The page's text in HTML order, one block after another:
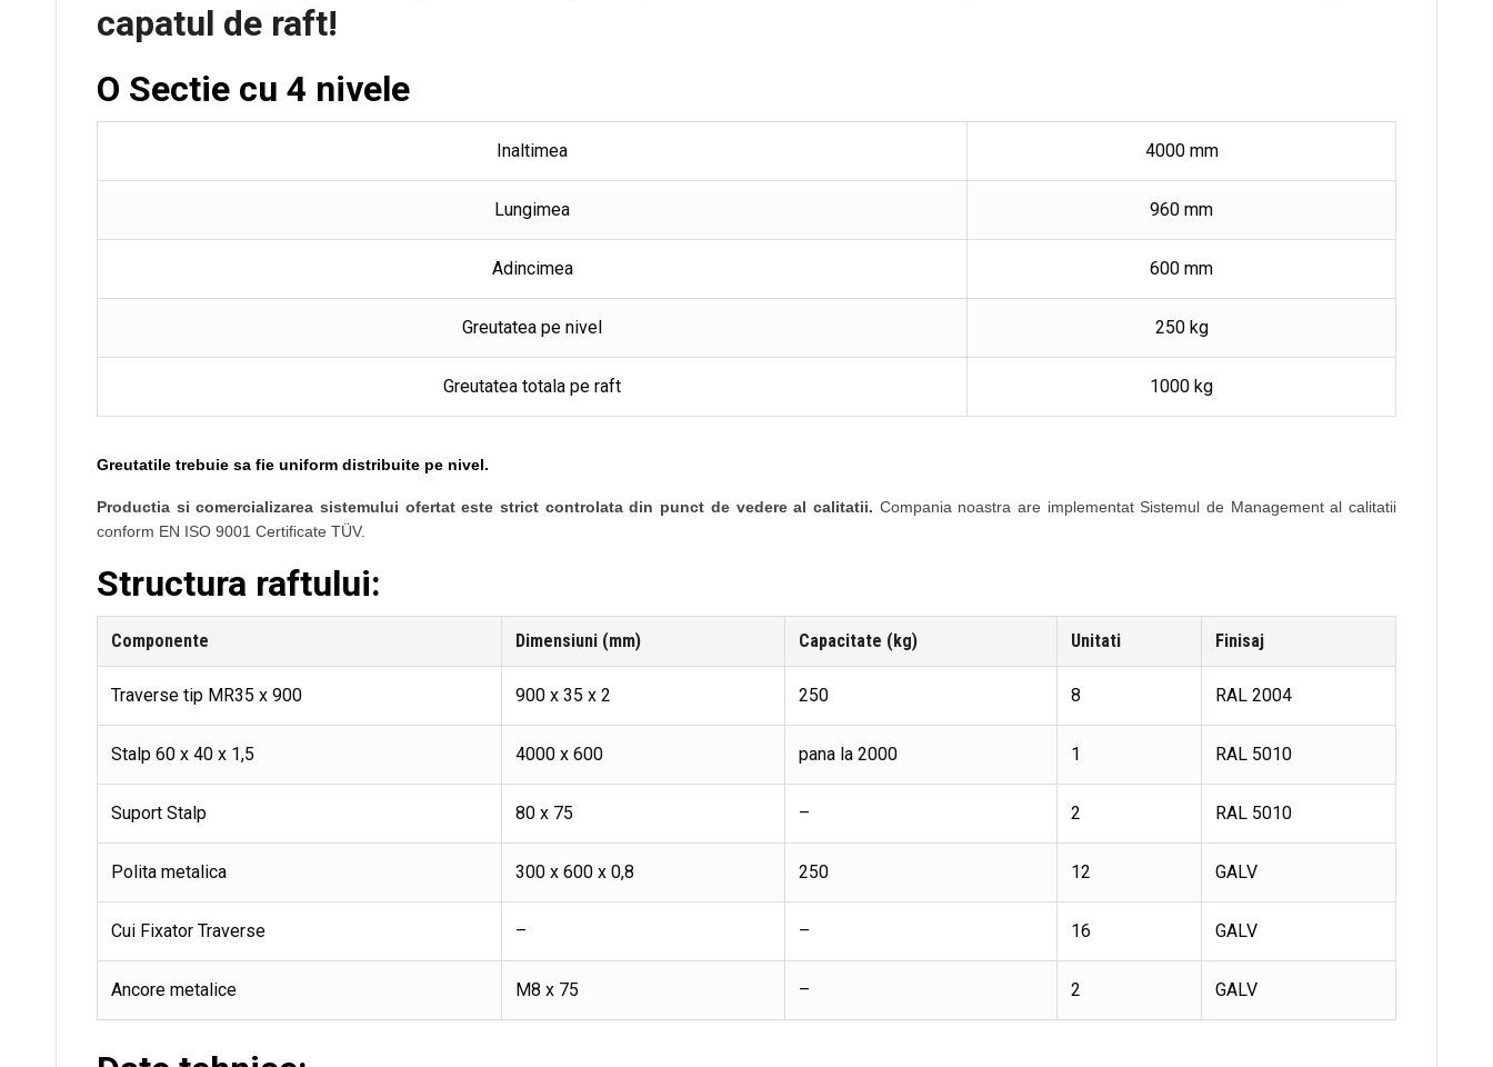
capatul de raft!
O Sectie cu 4 nivele
Inaltimea 4000 mm
Lungimea 960 mm
Adincimea 600 mm
Greutatea pe nivel 250 kg
Greutatea totala pe raft 1000 kg
Greutatile trebuie sa fie uniform distribuite pe nivel.
Productia si comercializarea sistemului ofertat este strict controlata din punct de vedere al calitatii. Compania noastra are implementat Sistemul de Management al calitatii
conform EN ISO 9001 Certificate TÜV.
Structura raftului:
Componente Dimensiuni (mm) Capacitate (kg) Unitati Finisaj
Traverse tip MR35 x 900 900 x 35 x 2 250 8 RAL 2004
Stalp 60 x 40 x 1,5 4000 x 600 pana la 2000 1 RAL 5010
Suport Stalp 80 x 75 – 2 RAL 5010
Polita metalica 300 x 600 x 0,8 250 12 GALV
Cui Fixator Traverse – – 16 GALV
Ancore metalice M8 x 75 – 2 GALV